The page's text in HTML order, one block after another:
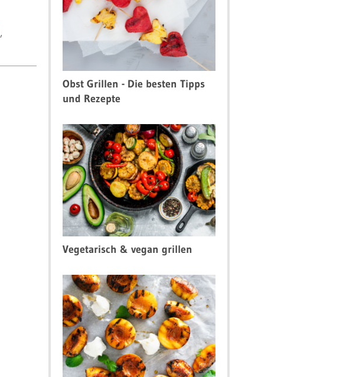
Obst Grillen - Die besten Tipps
und Rezepte
Vegetarisch & vegan grillen